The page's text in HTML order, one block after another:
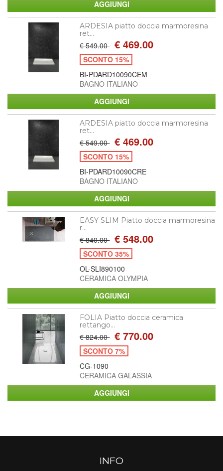
ARDESIA piatto doccia marmoresina
ret...
€ 549.00 € 469.00
SCONTO 15%
BI-PDARD10090CEM
BAGNO ITALIANO
ARDESIA piatto doccia marmoresina
ret...
€ 549.00 € 469.00
SCONTO 15%
BI-PDARD10090CRE
BAGNO ITALIANO
EASY SLIM Piatto doccia marmoresina
r...
€ 840.00 € 548.00
SCONTO 35%
OL-SLI890100
CERAMICA OLYMPIA
FOLIA Piatto doccia ceramica
rettango...
€ 824.00 € 770.00
SCONTO 7%
CG-1090
CERAMICA GALASSIA
INFO